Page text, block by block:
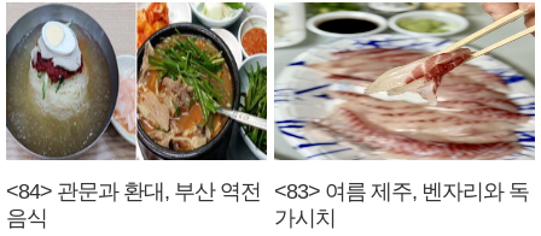
<84> 관문과 환대, 부산 역전
음식
<83> 여름 제주, 벤자리와 독
가시치